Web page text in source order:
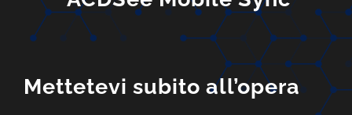
Mettetevi subito all’opera